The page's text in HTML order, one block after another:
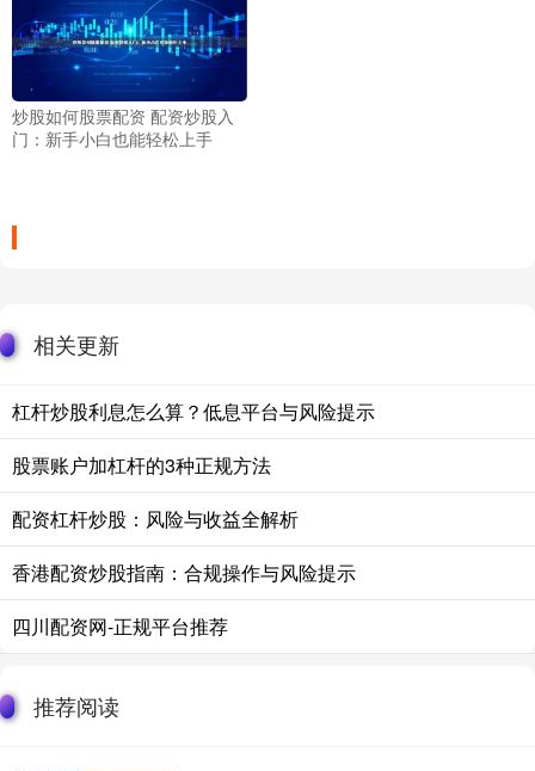
炒股如何股票配资 配资炒股入
门：新手小白也能轻松上手
相关更新
杠杆炒股利息怎么算？低息平台与风险提示
股票账户加杠杆的3种正规方法
配资杠杆炒股：风险与收益全解析
香港配资炒股指南：合规操作与风险提示
四川配资网-正规平台推荐
推荐阅读